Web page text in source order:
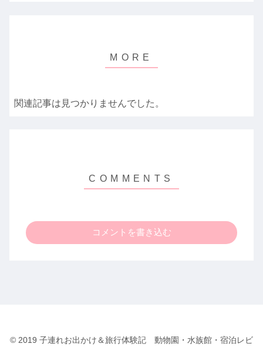
関連記事は見つかりませんでした。
コメントを書き込む
© 2019 子連れお出かけ＆旅行体験記 動物園・水族館・宿泊レビ